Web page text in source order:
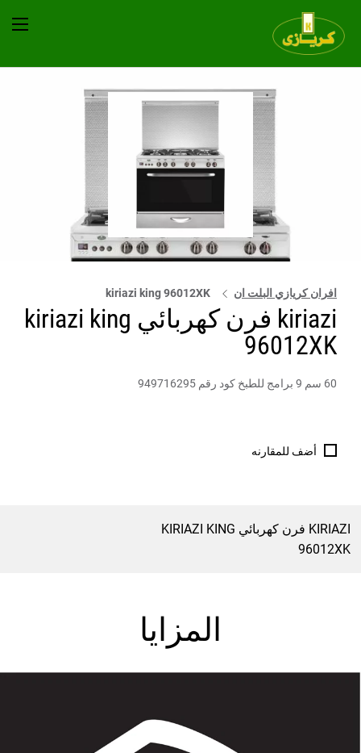
افران كريازي البلت ان kiriazi king 96012XK
kiriazi فرن كهربائي kiriazi king
96012XK
60 سم 9 برامج للطبخ كود رقم 949716295
أضف للمقارنه
KIRIAZI فرن كهربائي KIRIAZI KING
96012XK
المزايا